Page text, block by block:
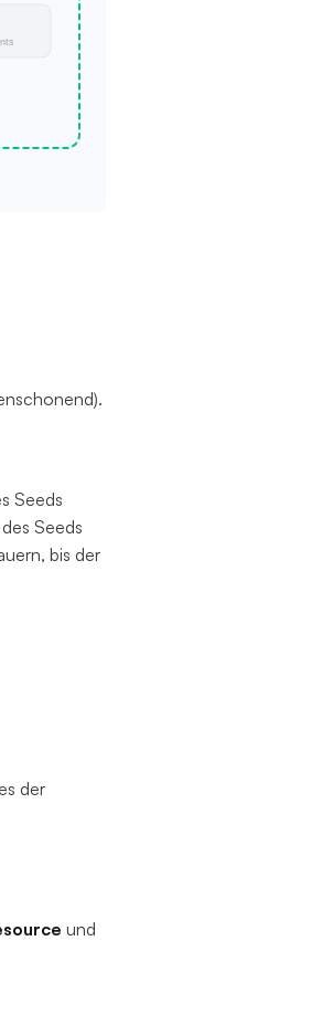
Seeds
Seeds
bis der
der
und